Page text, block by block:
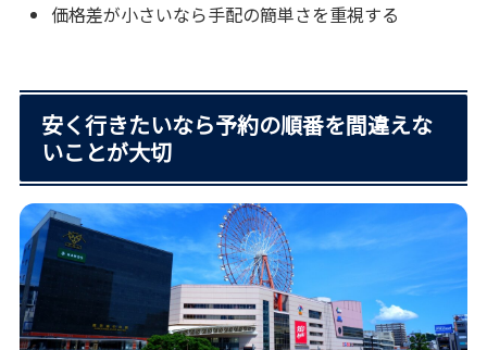
価格差が小さいなら手配の簡単さを重視する
安く行きたいなら予約の順番を間違えな
いことが大切